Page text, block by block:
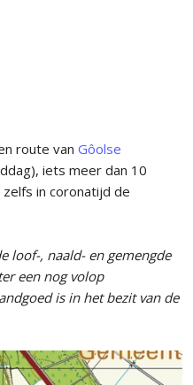
route van Gôolse
iets meer dan 10
in coronatijd de
loof-, naald- en gemengde
een nog volop
is in het bezit van de